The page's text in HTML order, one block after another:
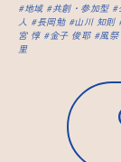
地域 共創・参加型
人
長岡勉 山川 知則
宮 惇
金子 俊耶 風祭
里